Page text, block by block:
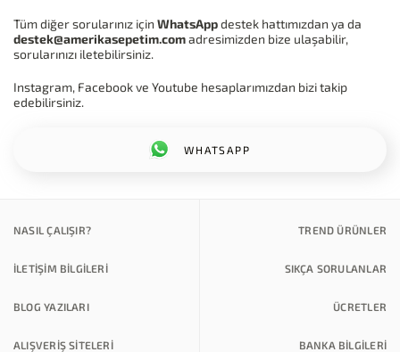
WHATSAPP
Tüm diğer sorularınız için WhatsAppdestek hattımızdan ya da
destek@amerikasepetim.comadresimizden bize ulaşabilir,
sorularınızı iletebilirsiniz.
Instagram, Facebook ve Youtube hesaplarımızdan bizi takip
edebilirsiniz.
NASIL ÇALIŞIR? TREND ÜRÜNLER
İLETİŞİM BİLGİLERİ SIKÇA SORULANLAR
BLOG YAZILARI ÜCRETLER
ALIŞVERİŞ SİTELERİ BANKA BILGILERI